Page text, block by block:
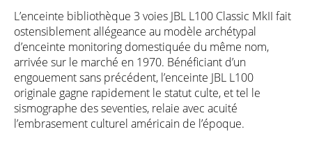
L’enceinte bibliothèque 3 voies JBL L100 Classic MkII fait
ostensiblement allégeance au modèle archétypal
d’enceinte monitoring domestiquée du même nom,
arrivée sur le marché en 1970. Bénéficiant d’un
engouement sans précédent, l’enceinte JBL L100
originale gagne rapidement le statut culte, et tel le
sismographe des seventies, relaie avec acuité
l’embrasement culturel américain de l’époque.